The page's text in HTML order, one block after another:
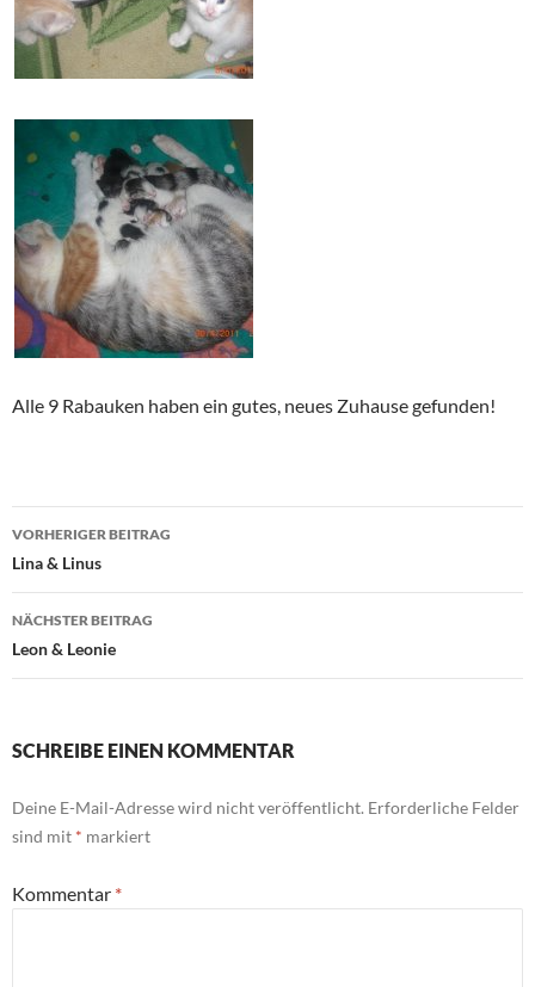
Alle 9 Rabauken haben ein gutes, neues Zuhause gefunden!
Beitragsnavigation
VORHERIGER BEITRAG
Lina & Linus
NÄCHSTER BEITRAG
Leon & Leonie
SCHREIBE EINEN KOMMENTAR
Deine E-Mail-Adresse wird nicht veröffentlicht. Erforderliche Felder
sind mit * markiert
Kommentar *